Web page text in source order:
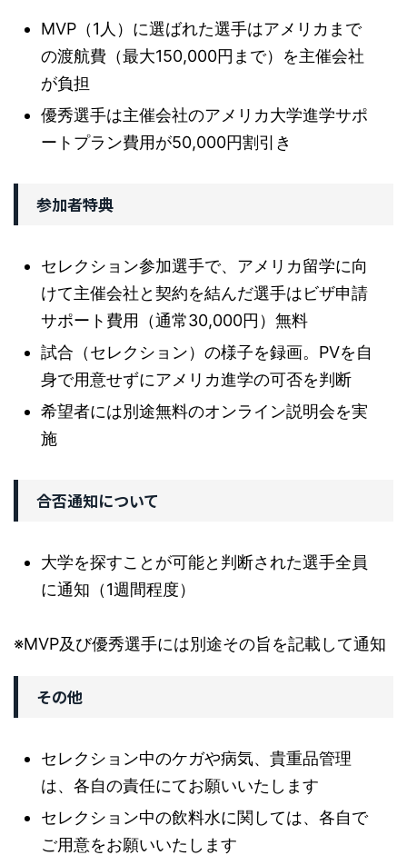
MVP（1人）に選ばれた選手はアメリカまで
の渡航費（最大150,000円まで）を主催会社
が負担
優秀選手は主催会社のアメリカ大学進学サポ
ートプラン費用が50,000円割引き
参加者特典
セレクション参加選手で、アメリカ留学に向
けて主催会社と契約を結んだ選手はビザ申請
サポート費用（通常30,000円）無料
試合（セレクション）の様子を録画。PVを自
身で用意せずにアメリカ進学の可否を判断
希望者には別途無料のオンライン説明会を実
施
合否通知について
大学を探すことが可能と判断された選手全員
に通知（1週間程度）
※MVP及び優秀選手には別途その旨を記載して通知
その他
セレクション中のケガや病気、貴重品管理
は、各自の責任にてお願いいたします
セレクション中の飲料水に関しては、各自で
ご用意をお願いいたします